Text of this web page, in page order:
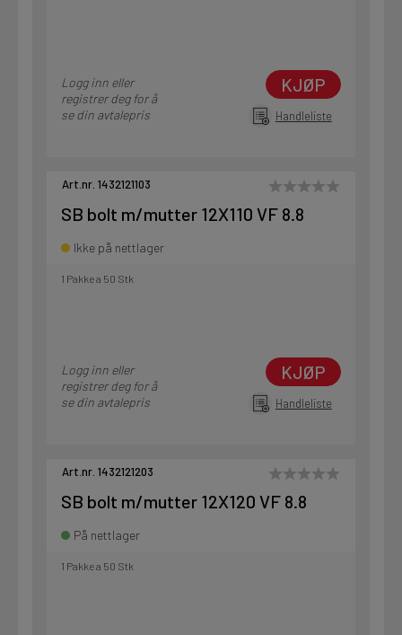
Logg inn eller
registrer deg for å
se din avtalepris
KJØP
Handleliste
Art.nr. 1432121103
SB bolt m/mutter 12X110 VF 8.8
Ikke på nettlager
1 Pakke a 50 Stk
Logg inn eller
registrer deg for å
se din avtalepris
KJØP
Handleliste
Art.nr. 1432121203
SB bolt m/mutter 12X120 VF 8.8
På nettlager
1 Pakke a 50 Stk